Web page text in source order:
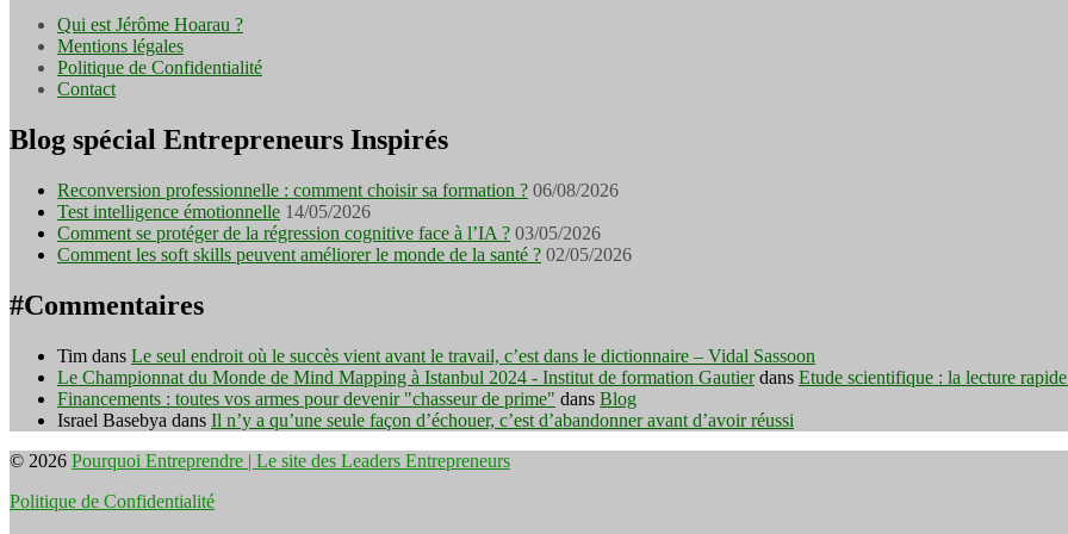
Qui est Jérôme Hoarau ?
Mentions légales
Politique de Confidentialité
Contact
Blog spécial Entrepreneurs Inspirés
Reconversion professionnelle : comment choisir sa formation ? 06/08/2026
Test intelligence émotionnelle 14/05/2026
Comment se protéger de la régression cognitive face à l’IA ? 03/05/2026
Comment les soft skills peuvent améliorer le monde de la santé ? 02/05/2026
#Commentaires
Tim dans Le seul endroit où le succès vient avant le travail, c’est dans le dictionnaire – Vidal Sassoon
Le Championnat du Monde de Mind Mapping à Istanbul 2024 - Institut de formation Gautierdans Etude scientifique : la lecture
Financements : toutes vos armes pour devenir "chasseur de prime" dans Blog
Israel Basebya dans Il n’y a qu’une seule façon d’échouer, c’est d’abandonner avant d’avoir réussi
© 2026 Pourquoi Entreprendre | Le site des Leaders Entrepreneurs
Politique de Confidentialité